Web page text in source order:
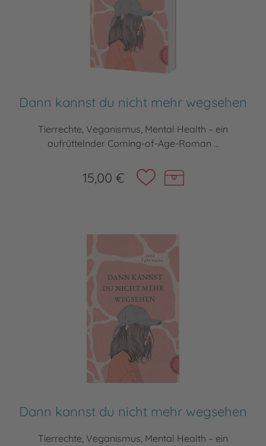
Dann kannst du nicht mehr wegsehen
Tierrechte, Veganismus, Mental Health – ein
aufrüttelnder Coming-of-Age-Roman ...
15,00 €
Dann kannst du nicht mehr wegsehen
Tierrechte, Veganismus, Mental Health – ein